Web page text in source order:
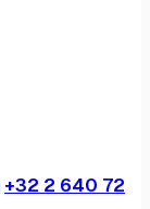
+32 2 640 72